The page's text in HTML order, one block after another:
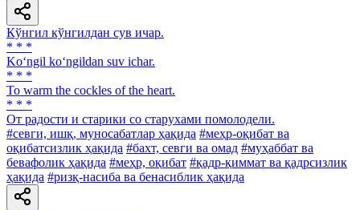
Кўнгил кўнгилдан сув ичар.
* * *
Ko‘ngil ko‘ngildan suv ichar.
* * *
To warm the cockles of the heart.
* * *
От радости и старики со старухами помолодели.
#севги, ишқ, муносабатлар ҳақида #меҳр-оқибат ва
оқибатсизлик ҳақида #бахт, севги ва омад #муҳаббат ва
бевафолик ҳақида #меҳр, оқибат #қадр-қиммат ва қадрсизлик
ҳақида #ризқ-насиба ва бенасиблик ҳақида